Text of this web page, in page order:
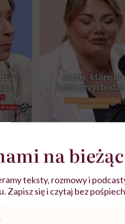
"Jestem w ciąży, co mi
należy?".
zmianie pokoleniowej
na
teksty, rozmowy i
Zapisz się i czytaj bez